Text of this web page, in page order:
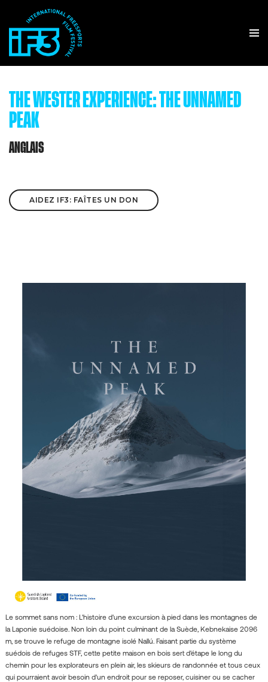
THE WESTER EXPERIENCE: THE UNNAMED
PEAK
ANGLAIS
AIDEZ IF3: FAÎTES UN DON
Le sommet sans nom : L'histoire d'une excursion à pied dans les montagnes de
la Laponie suédoise. Non loin du point culminant de la Suède, Kebnekaise 2096
m, se trouve le refuge de montagne isolé Nallú. Faisant partie du système
suédois de refuges STF, cette petite maison en bois sert d'étape le long du
chemin pour les explorateurs en plein air, les skieurs de randonnée et tous ceux
qui pourraient avoir besoin d'un endroit pour se reposer, cuisiner ou se cacher